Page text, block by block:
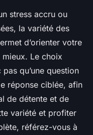
stress accru ou
la variété des
d’orienter votre
Le choix
qu’une question
réponse ciblée, afin
de détente et de
variété et profiter
référez-vous à